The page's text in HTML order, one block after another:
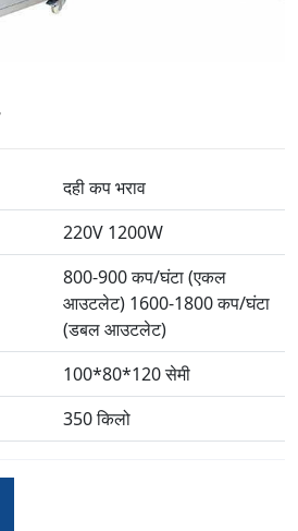
दही कप भराव
220V 1200W
800-900 कप/घंटा (एकल
आउटलेट) 1600-1800 कप/घंटा
(डबल आउटलेट)
100*80*120 सेमी
350 किलो